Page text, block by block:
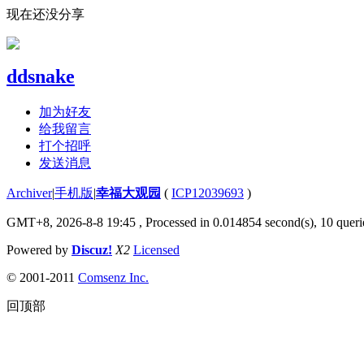
现在还没分享
ddsnake
加为好友
给我留言
打个招呼
发送消息
Archiver|手机版|幸福大观园 ( ICP12039693 )
GMT+8, 2026-8-8 19:45 , Processed in 0.014854 second(s), 10
Powered by Discuz! X2 Licensed
© 2001-2011 Comsenz Inc.
回顶部